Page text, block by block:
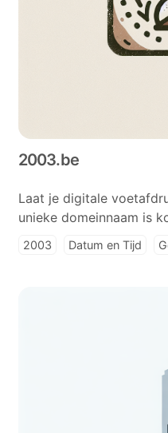
2003.be
Laat je digitale
unieke domeinnaam is
2003 Datum en Tijd